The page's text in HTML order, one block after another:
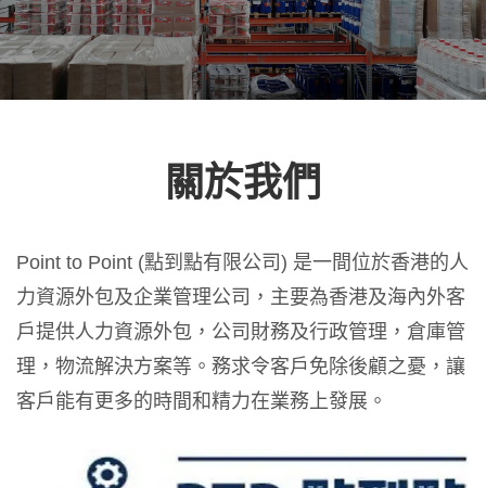
關於我們
Point to Point (點到點有限公司) 是一間位於香港的人
力資源外包及企業管理公司，主要為香港及海內外客
戶提供人力資源外包，公司財務及行政管理，倉庫管
理，物流解決方案等。務求令客戶免除後顧之憂，讓
客戶能有更多的時間和精力在業務上發展。